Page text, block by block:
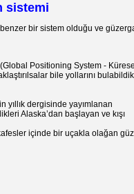
sistemi
bir sistem olduğu ve
Positioning System -
bile yollarını
yıllık dergisinde yayımlanan
Alaska’dan başlayan ve kışı
içinde bir uçakla olağan